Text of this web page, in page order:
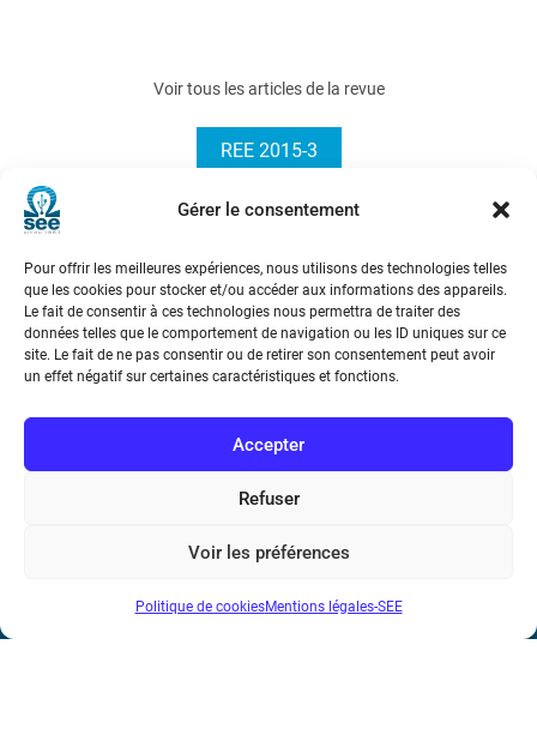
Gérer le consentement
Pour offrir les meilleures expériences, nous utilisons des technologies telles
que les cookies pour stocker et/ou accéder aux informations des appareils.
Le fait de consentir à ces technologies nous permettra de traiter des
données telles que le comportement de navigation ou les ID uniques sur ce
site. Le fait de ne pas consentir ou de retirer son consentement peut avoir
un effet négatif sur certaines caractéristiques et fonctions.
Accepter
Refuser
Voir les préférences
Politique de cookiesMentions légales-SEE
Voir tous les articles de la revue
REE 2015-3
Société de l’Electricité, de l’Electronique et des Technologies
17 rue de l’Amiral Hamelin75116 Paris
Métro : « Boissière » Ligne 6 et « Iéna » Ligne 9
Téléphone : (+33) 1 56 90 37 17
N° de SIREN : 785 393 232, Code APE : 9412Z TVA intra-